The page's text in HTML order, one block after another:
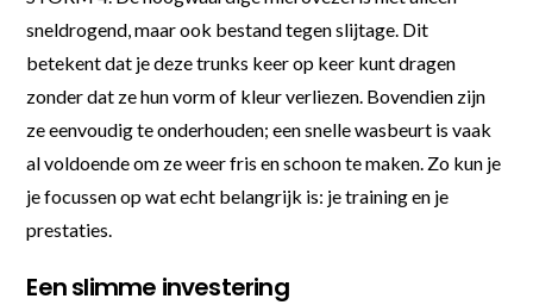
sneldrogend, maar ook bestand tegen slijtage. Dit
betekent dat je deze trunks keer op keer kunt dragen
zonder dat ze hun vorm of kleur verliezen. Bovendien zijn
ze eenvoudig te onderhouden; een snelle wasbeurt is vaak
al voldoende om ze weer fris en schoon te maken. Zo kun je
je focussen op wat echt belangrijk is: je training en je
prestaties.
Een slimme investering